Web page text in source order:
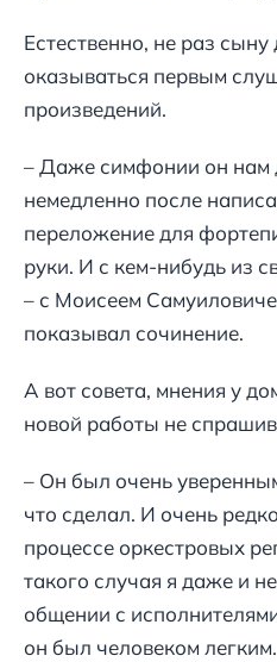
Естественно, не раз
оказываться первым
произведений.
– Даже симфонии он нам
немедленно после
переложение для
руки. И с кем-нибудь из
– с Моисеем
показывал сочинение.
А вот совета, мнения у
новой работы не
– Он был очень
что сделал. И очень
процессе оркестровых
такого случая я даже и
общении с
он был человеком легким.